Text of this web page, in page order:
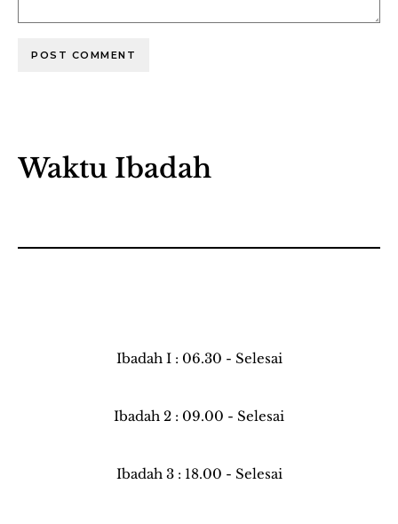
Waktu Ibadah
Ibadah I : 06.30 - Selesai
Ibadah 2 : 09.00 - Selesai
Ibadah 3 : 18.00 - Selesai